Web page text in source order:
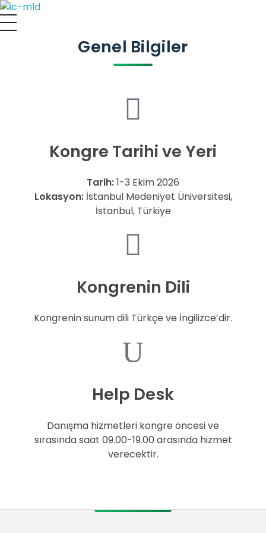
IC-MLD 2026 - 4th International Congress on Math Learning Difficulties
Genel Bilgiler
Kongre Tarihi ve Yeri
Tarih:1-3 Ekim 2026
Lokasyon:İstanbul Medeniyet Üniversitesi,
İstanbul, Türkiye
Kongrenin Dili
Kongrenin sunum dili Türkçe ve İngilizce’dir.
Help Desk
Danışma hizmetleri kongre öncesi ve
sırasında saat 09.00-19.00 arasında hizmet
verecektir.